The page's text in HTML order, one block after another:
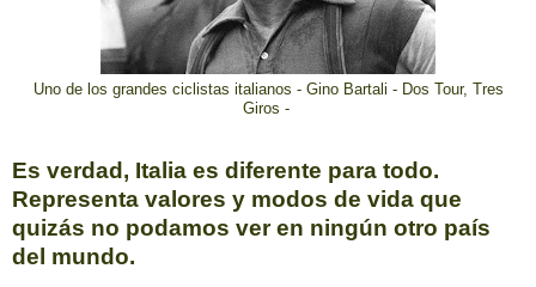
Uno de los grandes ciclistas italianos - Gino Bartali - Dos Tour, Tres
Giros -
Es verdad, Italia es diferente para todo.
Representa valores y modos de vida que
quizás no podamos ver en ningún otro país
del mundo.